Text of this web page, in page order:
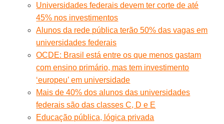
Universidades federais devem ter corte de até
45% nos investimentos
Alunos da rede pública terão 50% das vagas em
universidades federais
OCDE: Brasil está entre os que menos gastam
com ensino primário, mas tem investimento
‘europeu’ em universidade
Mais de 40% dos alunos das universidades
federais são das classes C, D e E
Educação pública, lógica privada